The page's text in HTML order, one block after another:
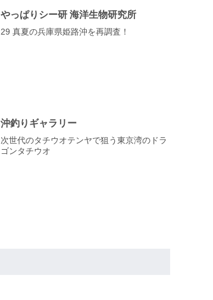
やっぱりシー研 海洋生物研究所
29 真夏の兵庫県姫路沖を再調査！
沖釣りギャラリー
次世代のタチウオテンヤで狙う東京湾のドラ
ゴンタチウオ